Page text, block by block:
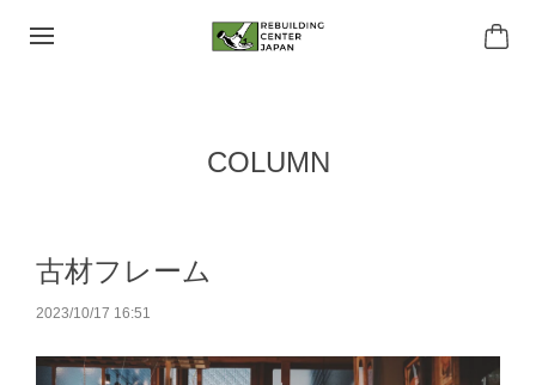
COLUMN
古材フレーム
2023/10/17 16:51